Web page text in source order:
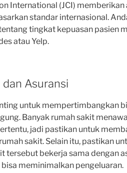
International (JCI)
standar internasional.
tingkat kepuasan pasien
atau Yelp.
dan Asuransi
untuk mempertimbangkan
Banyak rumah sakit
jadi pastikan untuk
sakit. Selain itu, pastikan
tersebut bekerja sama dengan
meminimalkan pengeluaran.